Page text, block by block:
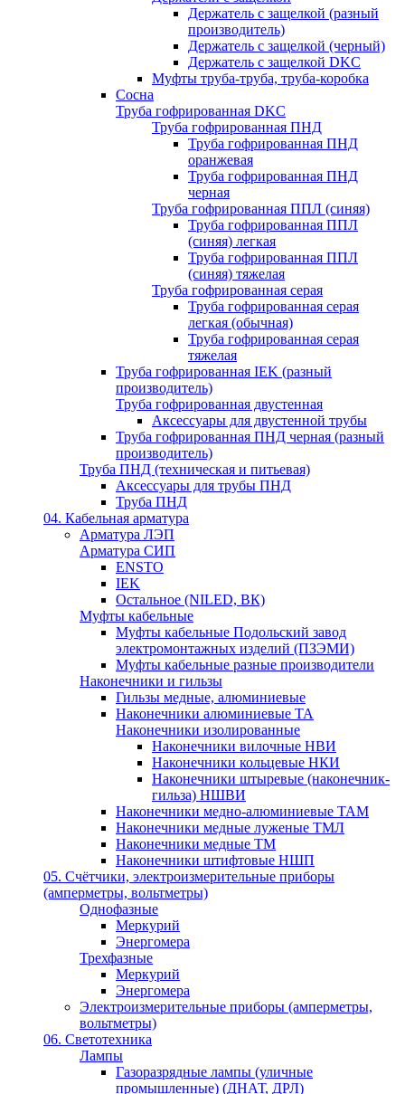
Держатель с защелкой (разный
производитель)
Держатель с защелкой (черный)
Держатель с защелкой DKC
Муфты труба-труба, труба-коробка
Сосна
Труба гофрированная DKC
Труба гофрированная ПНД
Труба гофрированная ПНД
оранжевая
Труба гофрированная ПНД
черная
Труба гофрированная ППЛ (синяя)
Труба гофрированная ППЛ
(синяя) легкая
Труба гофрированная ППЛ
(синяя) тяжелая
Труба гофрированная серая
Труба гофрированная серая
легкая (обычная)
Труба гофрированная серая
тяжелая
Труба гофрированная IEK (разный
производитель)
Труба гофрированная двустенная
Аксессуары для двустенной трубы
Труба гофрированная ПНД черная (разный
производитель)
Труба ПНД (техническая и питьевая)
Аксессуары для трубы ПНД
Труба ПНД
04. Кабельная арматура
Арматура ЛЭП
Арматура СИП
ENSTO
IEK
Остальное (NILED, ВК)
Муфты кабельные
Муфты кабельные Подольский завод
электромонтажных изделий (ПЗЭМИ)
Муфты кабельные разные производители
Наконечники и гильзы
Гильзы медные, алюминиевые
Наконечники алюминиевые ТА
Наконечники изолированные
Наконечники вилочные НВИ
Наконечники кольцевые НКИ
Наконечники штыревые (наконечник-
гильза) НШВИ
Наконечники медно-алюминиевые ТАМ
Наконечники медные луженые ТМЛ
Наконечники медные ТМ
Наконечники штифтовые НШП
05. Счётчики, электроизмерительные приборы
(амперметры, вольтметры)
Однофазные
Меркурий
Энергомера
Трехфазные
Меркурий
Энергомера
Электроизмерительные приборы (амперметры,
вольтметры)
06. Светотехника
Лампы
Газоразрядные лампы (уличные
промышленные) (ДНАТ, ДРЛ)